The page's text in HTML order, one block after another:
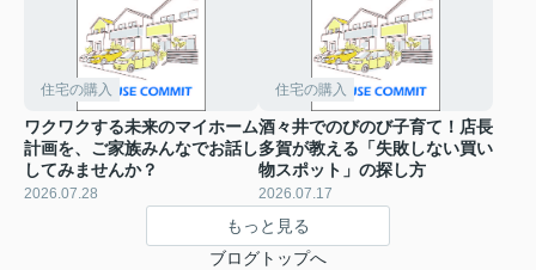
住宅の購入
ワクワクする未来のマイホーム
計画を、ご家族みんなでお話し
してみませんか？
2026.07.28
住宅の購入
酒々井でのびのび子育て！店長
多賀が教える「失敗しない買い
物スポット」の探し方
2026.07.17
もっと見る
ブログトップへ